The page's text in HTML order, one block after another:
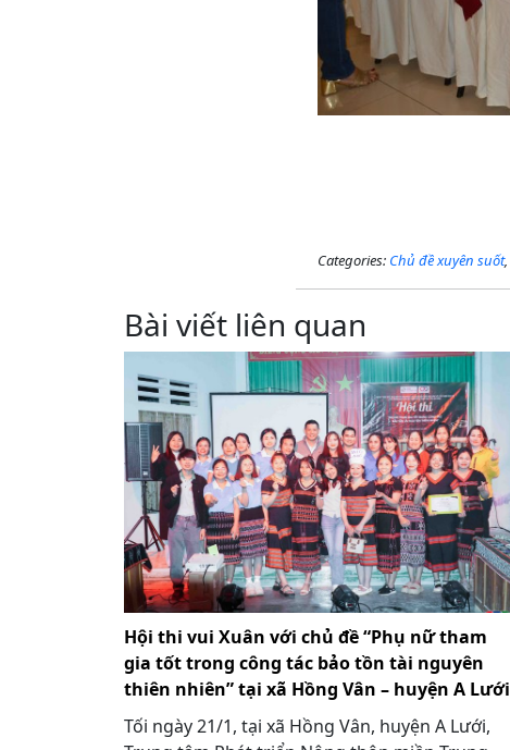
Categories: Chủ đề xuyên suốt,
Bài viết liên quan
Hội thi vui Xuân với chủ đề “Phụ nữ tham
gia tốt trong công tác bảo tồn tài nguyên
thiên nhiên” tại xã Hồng Vân – huyện A Lưới
Tối ngày 21/1, tại xã Hồng Vân, huyện A Lưới,